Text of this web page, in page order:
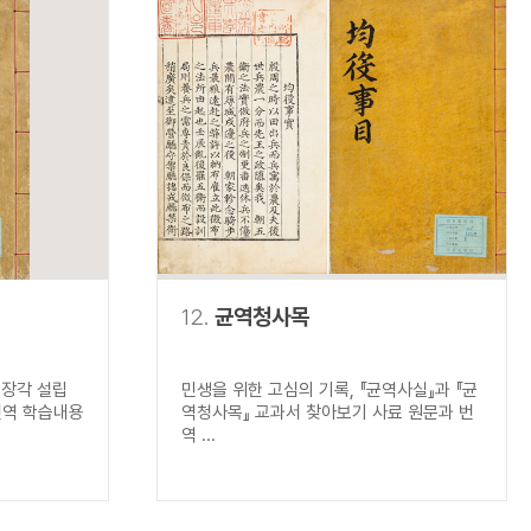
각 설립
학습내용
12. 균역청사목
민생을 위한 고심의 기록, 『균역사실』과 『균
역청사목』 교과서 찾아보기 사료 원문과 번
역 ...